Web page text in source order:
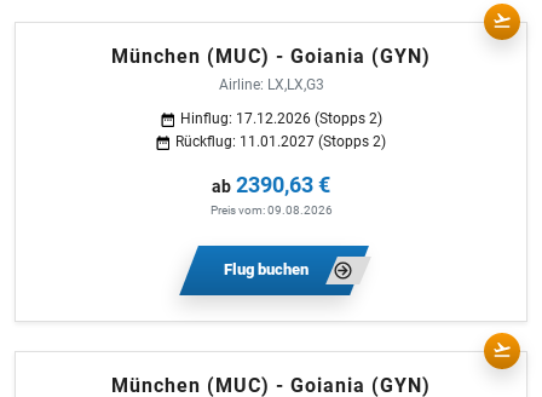
München (MUC) - Goiania (GYN)
Airline: LX,LX,G3
Hinflug: 17.12.2026 (Stopps 2)
Rückflug: 11.01.2027 (Stopps 2)
ab 2390,63 €
Preis vom: 09.08.2026
Flug buchen
München (MUC) - Goiania (GYN)